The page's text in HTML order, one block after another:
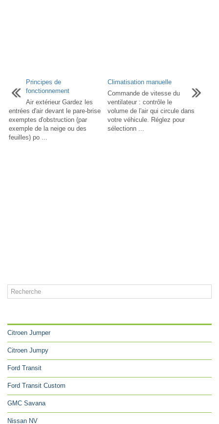
Principes de
fonctionnement
Air extérieur Gardez les
entrées d'air devant le pare-brise
exemptes d'obstruction (par
exemple de la neige ou des
feuilles) po ...
Climatisation manuelle
Commande de vitesse du
ventilateur : contrôle le
volume de l'air qui circule dans
votre véhicule. Réglez pour
sélectionn ...
Citroen Jumper
Citroen Jumpy
Ford Transit
Ford Transit Custom
GMC Savana
Nissan NV